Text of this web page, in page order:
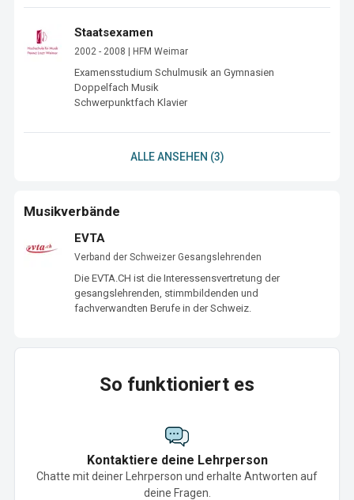
Staatsexamen
2002 - 2008 | HFM Weimar
Examensstudium Schulmusik an Gymnasien
Doppelfach Musik
ALLE ANSEHEN (3)
Musikverbände
EVTA
Verband der Schweizer Gesangslehrenden
Die EVTA.CH ist die Interessensvertretung der
gesangslehrenden, stimmbildenden und
fachverwandten Berufe in der Schweiz.
So funktioniert es
Kontaktiere deine Lehrperson
Chatte mit deiner Lehrperson und erhalte Antworten auf
deine Fragen.